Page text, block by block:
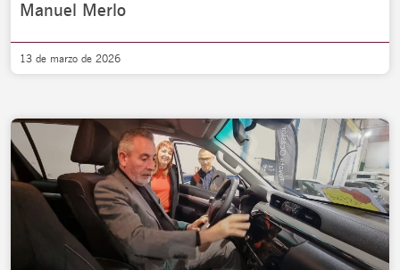
Manuel Merlo
13 de marzo de 2026